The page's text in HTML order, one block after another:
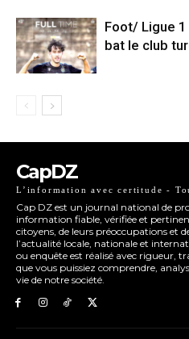
Foot/ Ligue 1
bat le club
CapDZ
L’information avec certitude -
Cap DZ est un journal national de
information fiable, vérifiée et
citoyens, de leurs préoccupations et
l’actualité locale, nationale et
ou enquête est réalisé avec rigueur,
que vous puissiez comprendre,
vie de notre société.